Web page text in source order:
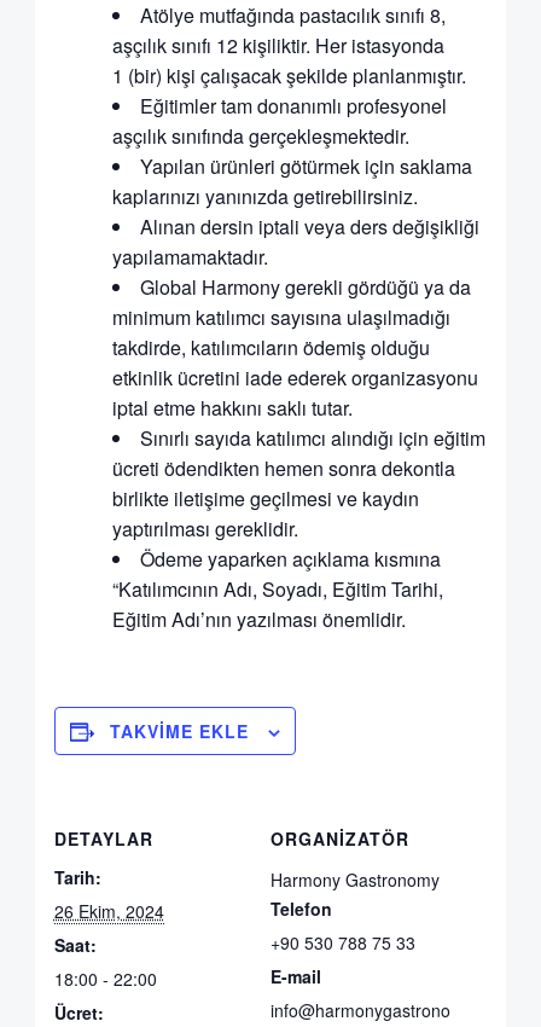
Atölye mutfağında pastacılık sınıfı 8,
aşçılık sınıfı 12 kişiliktir. Her istasyonda
1 (bir) kişi çalışacak şekilde planlanmıştır.
Eğitimler tam donanımlı profesyonel
aşçılık sınıfında gerçekleşmektedir.
Yapılan ürünleri götürmek için saklama
kaplarınızı yanınızda getirebilirsiniz.
Alınan dersin iptali veya ders değişikliği
yapılamamaktadır.
Global Harmony gerekli gördüğü ya da
minimum katılımcı sayısına ulaşılmadığı
takdirde, katılımcıların ödemiş olduğu
etkinlik ücretini iade ederek organizasyonu
iptal etme hakkını saklı tutar.
Sınırlı sayıda katılımcı alındığı için eğitim
ücreti ödendikten hemen sonra dekontla
birlikte iletişime geçilmesi ve kaydın
yaptırılması gereklidir.
Ödeme yaparken açıklama kısmına
“Katılımcının Adı, Soyadı, Eğitim Tarihi,
Eğitim Adı’nın yazılması önemlidir.
TAKVIME EKLE
DETAYLAR
Tarih:
26 Ekim, 2024
Saat:
18:00 - 22:00
Ücret:
ORGANIZATÖR
Harmony Gastronomy
Telefon
+90 530 788 75 33
E-mail
info@harmonygastrono